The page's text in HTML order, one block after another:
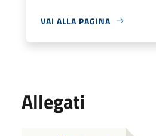
VAI ALLA PAGINA
Allegati